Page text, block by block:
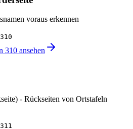
voraus erkennen
310
310 ansehen
- Rückseiten von Ortstafeln
311